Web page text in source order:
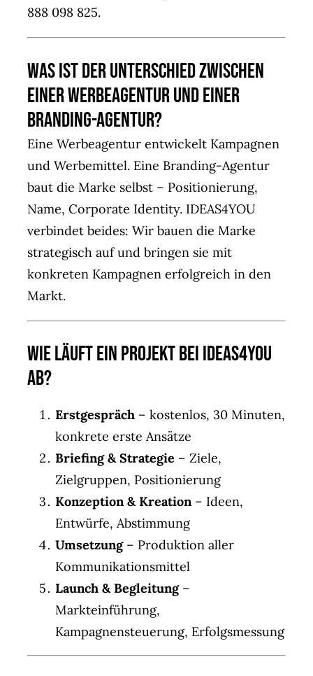
888 098 825.
Was ist der Unterschied zwischen
einer Werbeagentur und einer
Branding-Agentur?
Eine Werbeagentur entwickelt Kampagnen
und Werbemittel. Eine Branding-Agentur
baut die Marke selbst – Positionierung,
Name, Corporate Identity. IDEAS4YOU
verbindet beides: Wir bauen die Marke
strategisch auf und bringen sie mit
konkreten Kampagnen erfolgreich in den
Markt.
Wie läuft ein Projekt bei IDEAS4YOU
ab?
Erstgespräch– kostenlos, 30 Minuten,
konkrete erste Ansätze
Briefing & Strategie – Ziele,
Zielgruppen, Positionierung
Konzeption & Kreation– Ideen,
Entwürfe, Abstimmung
Umsetzung– Produktion aller
Kommunikationsmittel
Launch & Begleitung–
Markteinführung,
Kampagnensteuerung, Erfolgsmessung